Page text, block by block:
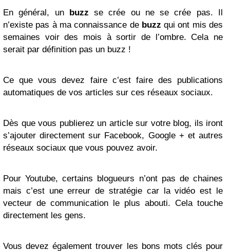
En général, un buzz se crée ou ne se crée pas. Il
n’existe pas à ma connaissance de buzz qui ont mis des
semaines voir des mois à sortir de l’ombre. Cela ne
serait par définition pas un buzz !
Ce que vous devez faire c’est faire des publications
automatiques de vos articles sur ces réseaux sociaux.
Dès que vous publierez un article sur votre blog, ils iront
s’ajouter directement sur Facebook, Google + et autres
réseaux sociaux que vous pouvez avoir.
Pour Youtube, certains blogueurs n’ont pas de chaines
mais c’est une erreur de stratégie car la vidéo est le
vecteur de communication le plus abouti. Cela touche
directement les gens.
Vous devez également trouver les bons mots clés pour